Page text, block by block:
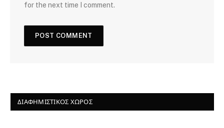
for the next time I comment.
ΔΙΑΦΗΜΙΣΤΙΚΌΣ ΧΏΡΟΣ